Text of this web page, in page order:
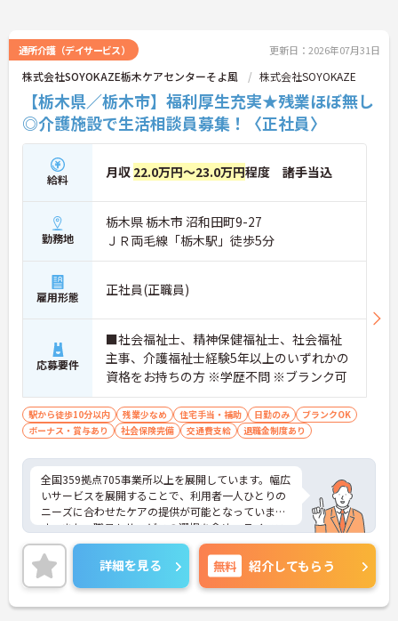
通所介護（デイサービス） 更新日：2026年07月31日
株式会社SOYOKAZE栃木ケアセンターそよ風 株式会社SOYOKAZE
【栃木県／栃木市】福利厚生充実★残業ほぼ無し
◎介護施設で生活相談員募集！〈正社員〉
給料 月収 22.0万円～23.0万円程度 諸手当込
勤務地
栃木県 栃木市 沼和田町9-27
ＪＲ両毛線「栃木駅」徒歩5分
雇用形態 正社員(正職員)
応募要件
■社会福祉士、精神保健福祉士、社会福祉
主事、介護福祉士経験5年以上のいずれかの
資格をお持ちの方 ※学歴不問 ※ブランク可
駅から徒歩10分以内 残業少なめ 住宅手当・補助 日勤のみ
ブランクOK
ボーナス・賞与あり
社会保険完備 交通費支給 退職金制度あり
全国359拠点705事業所以上を展開しています。幅広
いサービスを展開することで、利用者一人ひとりの
ニーズに合わせたケアの提供が可能となっていま
す。また、職員もサービスの選択を含め、ライフス
タイルに合わせた働き方の選択肢が多くあります。
入社時研修はもちろん、サービス・職種ごとに研修
カリキュラムが整っており学び成長できる環境で
す。
ご興味のある方は面接対策ポイントなどお話致しま
詳細を見る 無料 紹介してもらう